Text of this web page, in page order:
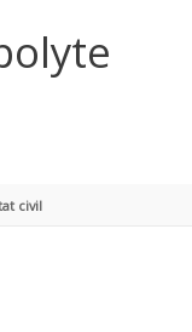
civil